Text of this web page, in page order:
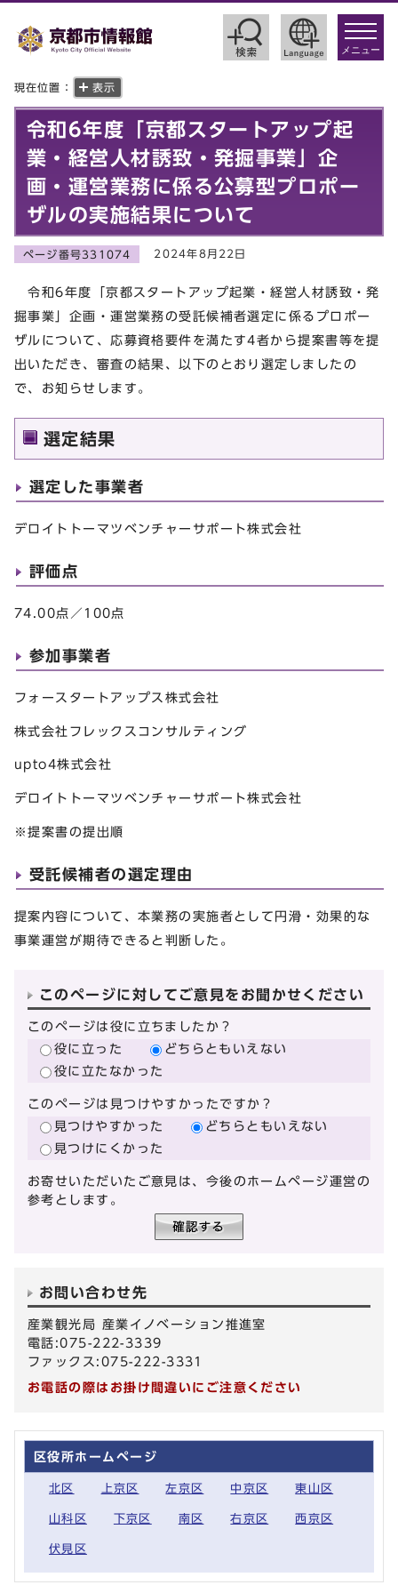
toggle
メニュー
現在位置： 表示
令和6年度「京都スタートアップ起
業・経営人材誘致・発掘事業」企
画・運営業務に係る公募型プロポー
ザルの実施結果について
ページ番号331074 2024年8月22日
令和6年度「京都スタートアップ起業・経営人材誘致・発
掘事業」企画・運営業務の受託候補者選定に係るプロポー
ザルについて、応募資格要件を満たす4者から提案書等を提
出いただき、審査の結果、以下のとおり選定しましたの
で、お知らせします。
選定結果
選定した事業者
デロイトトーマツベンチャーサポート株式会社
評価点
74.00点／100点
参加事業者
フォースタートアップス株式会社
株式会社フレックスコンサルティング
upto4株式会社
デロイトトーマツベンチャーサポート株式会社
※提案書の提出順
受託候補者の選定理由
提案内容について、本業務の実施者として円滑・効果的な
事業運営が期待できると判断した。
このページに対してご意見をお聞かせください
このページは役に立ちましたか？
役に立った
どちらともいえない
役に立たなかった
このページは見つけやすかったですか？
見つけやすかった
どちらともいえない
見つけにくかった
お寄せいただいたご意見は、今後のホームページ運営の
参考とします。
お問い合わせ先
産業観光局 産業イノベーション推進室
電話:075-222-3339
ファックス:075-222-3331
お電話の際はお掛け間違いにご注意ください
区役所ホームページ
北区 上京区 左京区 中京区 東山区
山科区 下京区 南区 右京区 西京区
伏見区